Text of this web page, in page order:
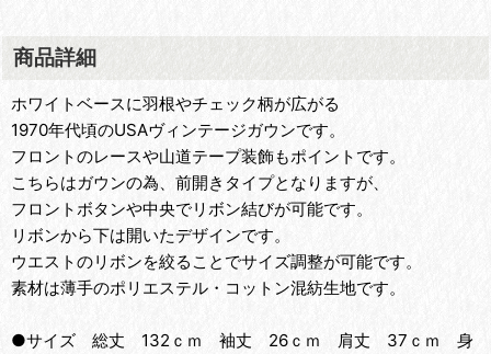
商品詳細
ホワイトベースに羽根やチェック柄が広がる
1970年代頃のUSAヴィンテージガウンです。
フロントのレースや山道テープ装飾もポイントです。
こちらはガウンの為、前開きタイプとなりますが、
フロントボタンや中央でリボン結びが可能です。
リボンから下は開いたデザインです。
ウエストのリボンを絞ることでサイズ調整が可能です。
素材は薄手のポリエステル・コットン混紡生地です。
●サイズ 総丈 132ｃｍ 袖丈 26ｃｍ 肩丈 37ｃｍ 身